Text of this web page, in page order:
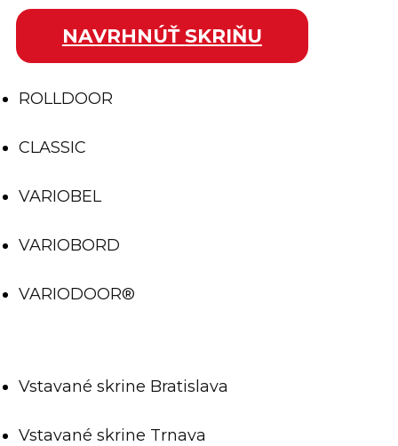
NAVRHNÚŤ SKRIŇU
ROLLDOOR
CLASSIC
VARIOBEL
VARIOBORD
VARIODOOR®
Vstavané skrine Bratislava
Vstavané skrine Trnava